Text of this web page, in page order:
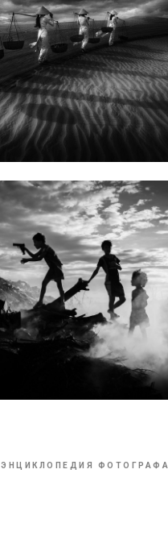
ЭНЦИКЛОПЕДИЯ ФОТОГРАФА